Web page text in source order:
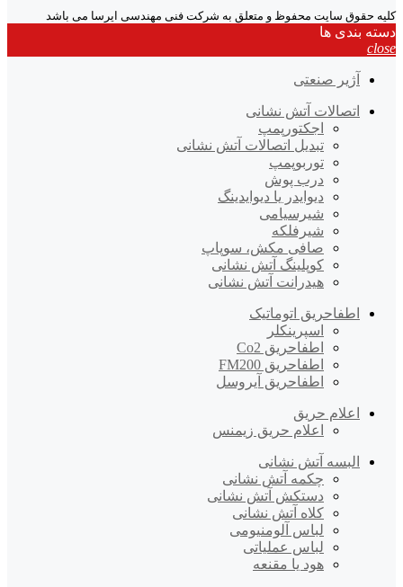
کلیه حقوق سایت محفوظ و متعلق به شرکت فنی مهندسی ایرسا می باشد
دسته بندی ها
close
آژیر صنعتی
اتصالات آتش نشانی
اجکتورپمپ
تبدیل اتصالات آتش نشانی
توربوپمپ
درب پوش
دیوایدر یا دیوایدینگ
شیرسیامی
شیرفلکه
صافی مکش، سوپاپ
کوپلینگ آتش نشانی
هیدرانت آتش نشانی
اطفاحریق اتوماتیک
اسپرینکلر
اطفاحریق Co2
اطفاحریق FM200
اطفاحریق آیروسل
اعلام حریق
اعلام حریق زیمنس
البسه آتش نشانی
چکمه آتش نشانی
دستکش آتش نشانی
کلاه آتش نشانی
لباس آلومنیومی
لباس عملیاتی
هود یا مقنعه